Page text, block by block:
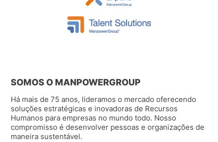
SOMOS O MANPOWERGROUP
Há mais de 75 anos, lideramos o mercado oferecendo
soluções estratégicas e inovadoras de Recursos
Humanos para empresas no mundo todo. Nosso
compromisso é desenvolver pessoas e organizações de
maneira sustentável.